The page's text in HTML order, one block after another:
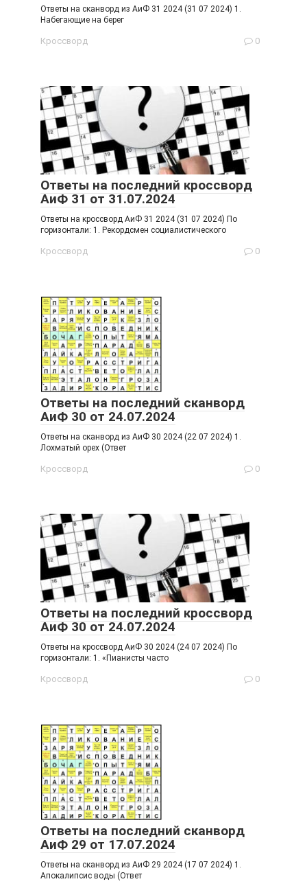
Ответы на сканворд из АиФ 31 2024 (31 07 2024) 1.
Набегающие на берег
Кроссворд 0
Ответы на последний кроссворд
АиФ 31 от 31.07.2024
Ответы на кроссворд АиФ 31 2024 (31 07 2024) По
горизонтали: 1. Рекордсмен социалистического
Кроссворд 0
Ответы на последний сканворд
АиФ 30 от 24.07.2024
Ответы на сканворд из АиФ 30 2024 (22 07 2024) 1.
Лохматый орех (Ответ
Кроссворд 0
Ответы на последний кроссворд
АиФ 30 от 24.07.2024
Ответы на кроссворд АиФ 30 2024 (24 07 2024) По
горизонтали: 1. «Пианисты часто
Кроссворд 0
Ответы на последний сканворд
АиФ 29 от 17.07.2024
Ответы на сканворд из АиФ 29 2024 (17 07 2024) 1.
Апокалипсис воды (Ответ